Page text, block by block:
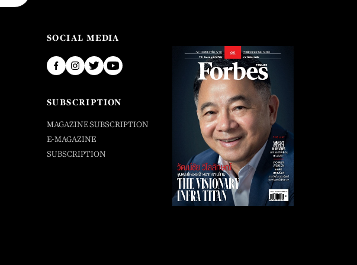
SOCIAL MEDIA
SUBSCRIPTION
MAGAZINE SUBSCRIPTION
E-MAGAZINE
SUBSCRIPTION